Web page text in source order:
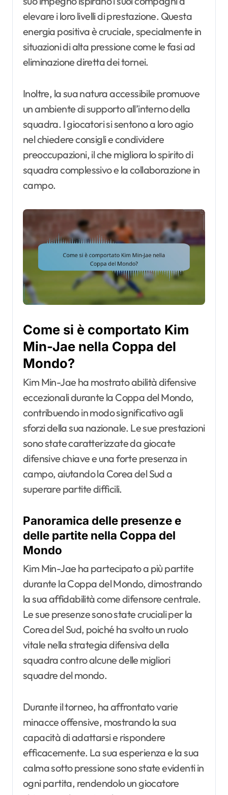
elevare i loro livelli di prestazione. Questa
energia positiva è cruciale, specialmente in
situazioni di alta pressione come le fasi ad
eliminazione diretta dei tornei.
Inoltre, la sua natura accessibile promuove
un ambiente di supporto all’interno della
squadra. I giocatori si sentono a loro agio
nel chiedere consigli e condividere
preoccupazioni, il che migliora lo spirito di
squadra complessivo e la collaborazione in
campo.
Come si è comportato Kim
Min-Jae nella Coppa del
Mondo?
Kim Min-Jae ha mostrato abilità difensive
eccezionali durante la Coppa del Mondo,
contribuendo in modo significativo agli
sforzi della sua nazionale. Le sue prestazioni
sono state caratterizzate da giocate
difensive chiave e una forte presenza in
campo, aiutando la Corea del Sud a
superare partite difficili.
Panoramica delle presenze e
delle partite nella Coppa del
Mondo
Kim Min-Jae ha partecipato a più partite
durante la Coppa del Mondo, dimostrando
la sua affidabilità come difensore centrale.
Le sue presenze sono state cruciali per la
Corea del Sud, poiché ha svolto un ruolo
vitale nella strategia difensiva della
squadra contro alcune delle migliori
squadre del mondo.
Durante il torneo, ha affrontato varie
minacce offensive, mostrando la sua
capacità di adattarsi e rispondere
efficacemente. La sua esperienza e la sua
calma sotto pressione sono state evidenti in
ogni partita, rendendolo un giocatore